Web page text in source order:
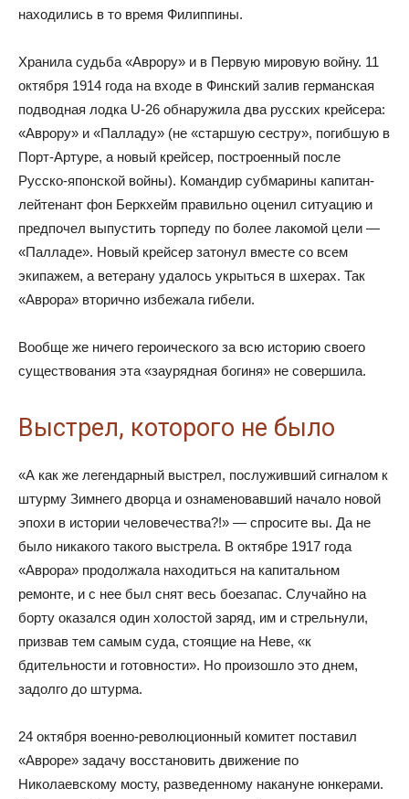
находились в то время Филиппины.
Хранила судьба «Аврору» и в Первую мировую войну. 11
октября 1914 года на входе в Финский залив германская
подводная лодка U-26 обнаружила два русских крейсера:
«Аврору» и «Палладу» (не «старшую сестру», погибшую в
Порт-Артуре, а новый крейсер, построенный после
Русско-японской войны). Командир субмарины капитан-
лейтенант фон Беркхейм правильно оценил ситуацию и
предпочел выпустить торпеду по более лакомой цели —
«Палладе». Новый крейсер затонул вместе со всем
экипажем, а ветерану удалось укрыться в шхерах. Так
«Аврора» вторично избежала гибели.
Вообще же ничего героического за всю историю своего
существования эта «заурядная богиня» не совершила.
Выстрел, которого не было
«А как же легендарный выстрел, послуживший сигналом к
штурму Зимнего дворца и ознаменовавший начало новой
эпохи в истории человечества?!» — спросите вы. Да не
было никакого такого выстрела. В октябре 1917 года
«Аврора» продолжала находиться на капитальном
ремонте, и с нее был снят весь боезапас. Случайно на
борту оказался один холостой заряд, им и стрельнули,
призвав тем самым суда, стоящие на Неве, «к
бдительности и готовности». Но произошло это днем,
задолго до штурма.
24 октября военно-революционный комитет поставил
«Авроре» задачу восстановить движение по
Николаевскому мосту, разведенному накануне юнкерами.